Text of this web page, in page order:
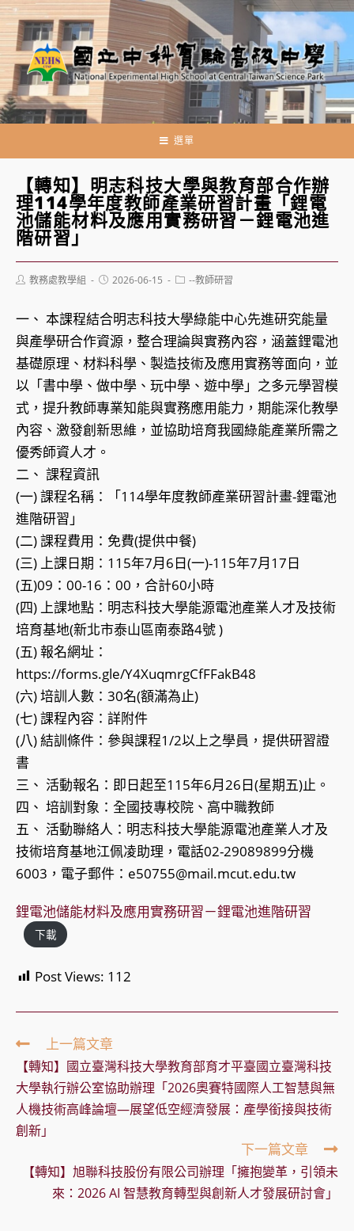
跳
轉
至
主
要
內
選單
【轉知】明志科技大學與教育部合作辦
理114學年度教師產業研習計畫「鋰電
池儲能材料及應用實務研習－鋰電池進
階研習」
Post教務處教學組
Post2026-06-15
Post--教師研習
一、 本課程結合明志科技大學綠能中心先進研究能量
與產學研合作資源，整合理論與實務內容，涵蓋鋰電池
基礎原理、材料科學、製造技術及應用實務等面向，並
以「書中學、做中學、玩中學、遊中學」之多元學習模
式，提升教師專業知能與實務應用能力，期能深化教學
內容、激發創新思維，並協助培育我國綠能產業所需之
優秀師資人才。
二、 課程資訊
(一) 課程名稱：「114學年度教師產業研習計畫-鋰電池
進階研習」
(二) 課程費用：免費(提供中餐)
(三) 上課日期：115年7月6日(一)-115年7月17日
(五)09：00-16：00，合計60小時
(四) 上課地點：明志科技大學能源電池產業人才及技術
培育基地(新北市泰山區南泰路4號 )
(五) 報名網址：
https://forms.gle/Y4XuqmrgCfFFakB48
(六) 培訓人數：30名(額滿為止)
(七) 課程內容：詳附件
(八) 結訓條件：參與課程1/2以上之學員，提供研習證
書
三、 活動報名：即日起至115年6月26日(星期五)止。
四、 培訓對象：全國技專校院、高中職教師
五、 活動聯絡人：明志科技大學能源電池產業人才及
技術培育基地江佩凌助理，電話02-29089899分機
6003，電子郵件：e50755@mail.mcut.edu.tw
鋰電池儲能材料及應用實務研習－鋰電池進階研習
下載
Post Views: 112
Read
more
articles
上一篇文章
【轉知】國立臺灣科技大學教育部育才平臺國立臺灣科技
大學執行辦公室協助辦理「2026奧賽特國際人工智慧與無
人機技術高峰論壇—展望低空經濟發展：產學銜接與技術
創新」
下一篇文章
【轉知】旭聯科技股份有限公司辦理「擁抱變革，引領未
來：2026 AI 智慧教育轉型與創新人才發展研討會」